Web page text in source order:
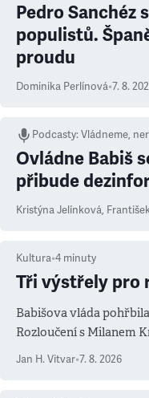
Pedro Sanchéz
populistů.
proudu
Dominika Perlínová•7. 8.
Podcasty:Vládneme,
Ovládne Babiš
přibude
Kristýna Jelínková,
Kultura•4 minuty
Tři výstřely pro
Babišova vláda
Rozloučení s Milanem
salvy i kritika pokrokářů
Jan H. Vitvar•7. 8. 2026